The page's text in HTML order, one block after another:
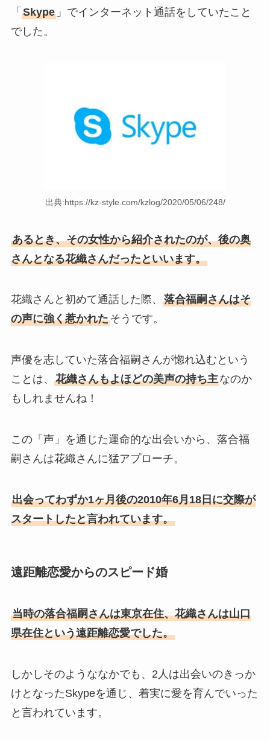
「 Skype」でインターネット通話をしていたこと
でした。
出典:https://kz-style.com/kzlog/2020/05/06/248/
あるとき、その女性から紹介されたのが、後の奥
さんとなる花織さんだったといいます。
花織さんと初めて通話した際、 落合福嗣さんはそ
の声に強く惹かれたそうです。
声優を志していた落合福嗣さんが惚れ込むという
ことは、 花織さんもよほどの美声の持ち主なのか
もしれませんね！
この「声」を通じた運命的な出会いから、落合福
嗣さんは花織さんに猛アプローチ。
出会ってわずか1ヶ月後の2010年6月18日に交際が
スタートしたと言われています。
遠距離恋愛からのスピード婚
当時の落合福嗣さんは東京在住、花織さんは山口
県在住という遠距離恋愛でした。
しかしそのようななかでも、2人は出会いのきっか
けとなったSkypeを通じ、着実に愛を育んでいった
と言われています。